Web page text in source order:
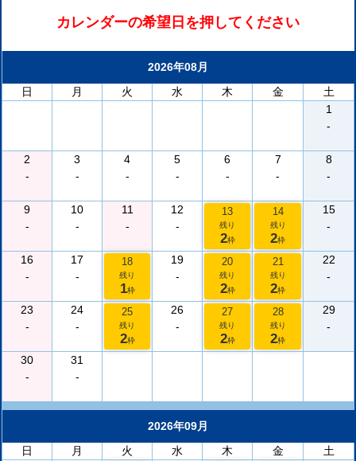
カレンダーの希望日を押してください
2026年08月
日
月 火 水 木 金
土
1
-
2
-
3
-
4
-
5
-
6
-
7
-
8
-
9
-
10
-
11
-
12
-
13
残り
2枠
14
残り
2枠
15
-
16
-
17
-
18
残り
1枠
19
-
20
残り
2枠
21
残り
2枠
22
-
23
-
24
-
25
残り
2枠
26
-
27
残り
2枠
28
残り
2枠
29
-
30
-
31
-
2026年09月
日
月 火 水 木 金 土